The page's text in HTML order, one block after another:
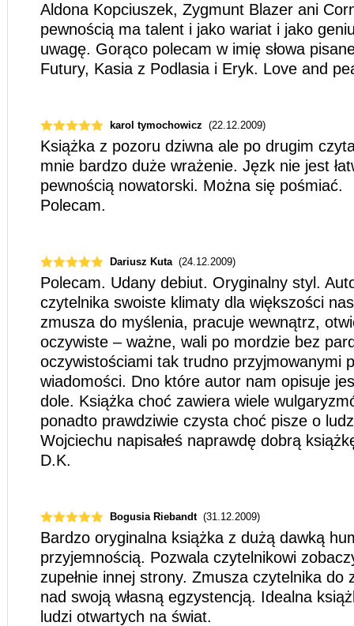
Aldona Kopciuszek, Zygmunt Blazer ani
pewnością ma talent i jako wariat i jako
uwagę. Gorąco polecam w imię słowa
Futury, Kasia z Podlasia i Eryk. Love and
karol tymochowicz (22.12.2009)
Książka z pozoru dziwna ale po drugim
mnie bardzo duże wrażenie. Jęzk nie jest
pewnością nowatorski. Można się pośmiać.
Polecam.
Dariusz Kuta (24.12.2009)
Polecam. Udany debiut. Oryginalny styl.
czytelnika swoiste klimaty dla większości
zmusza do myślenia, pracuje wewnątrz,
oczywiste – ważne, wali po mordzie bez
oczywistościami tak trudno przyjmowanymi
wiadomości. Dno które autor nam opisuje
dole. Książka choć zawiera wiele
ponadto prawdziwie czysta choć pisze o
Wojciechu napisałeś naprawdę dobrą
D.K.
Bogusia Riebandt (31.12.2009)
Bardzo oryginalna książka z dużą dawką
przyjemnością. Pozwala czytelnikowi
zupełnie innej strony. Zmusza czytelnika do
nad swoją własną egzystencją. Idealna
ludzi otwartych na świat.